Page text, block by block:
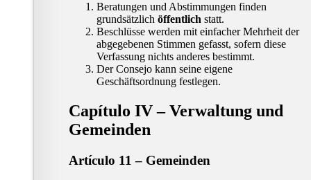
Beratungen und Abstimmungen finden
grundsätzlich öffentlich statt.
Beschlüsse werden mit einfacher Mehrheit der
abgegebenen Stimmen gefasst, sofern diese
Verfassung nichts anderes bestimmt.
Der Consejo kann seine eigene
Geschäftsordnung festlegen.
Capítulo IV – Verwaltung und
Gemeinden
Artículo 11 – Gemeinden